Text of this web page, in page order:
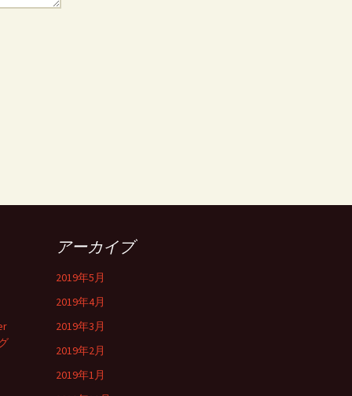
アーカイブ
2019年5月
2019年4月
2019年3月
2019年2月
2019年1月